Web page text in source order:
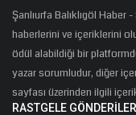
Şanlıurfa Balıklıgöl Haber
haberlerini ve içeriklerini
ödül alabildiği bir
yazar sorumludur, diğer
sayfası üzerinden ilgili
RASTGELE GÖNDERILER